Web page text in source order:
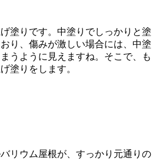
塗りです。中塗りでしっかりと塗
り、傷みが激しい場合には、中塗
うように見えますね。そこで、も
塗りをします。
リウム屋根が、すっかり元通りの